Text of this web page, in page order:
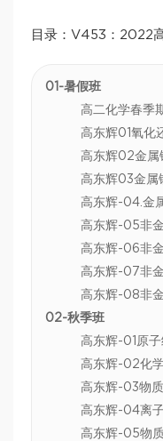
目录：V453：2022
01-暑假班
高二化学春季
高东辉01氧化
高东辉02金属
高东辉03金属
高东辉-04.金
高东辉-05非
高东辉-06非
高东辉-07非
高东辉-08非
02-秋季班
高东辉-01原
高东辉-02化
高东辉-03物
高东辉-04离
高东辉-05物